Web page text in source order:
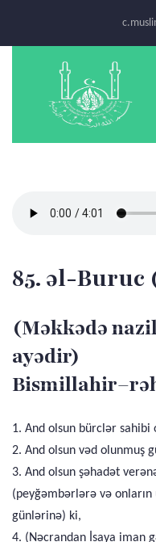
85. əl-Buruc
(Məkkədə
ayədir)
1. And olsun bürclər sahibi
2. And olsun vəd olunmuş
3. And olsun şəhadət
(peyğəmbərlərə və
günlərinə) ki,
4. (Nəcrandan İsaya iman